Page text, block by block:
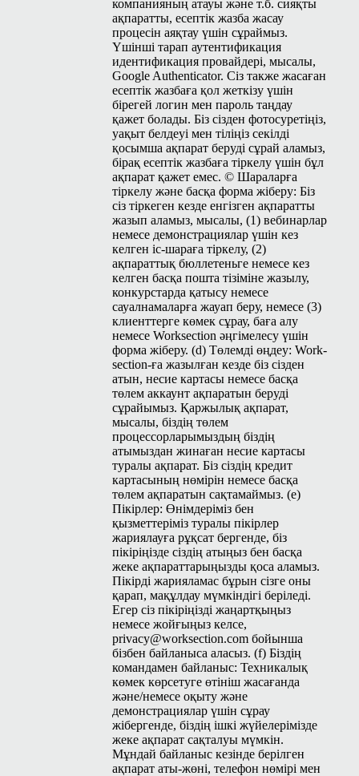
компанияның атауы және т.б. сияқты
ақпаратты, есептік жазба жасау
процесін аяқтау үшін сұраймыз.
Үшінші тарап аутентификация
идентификация провайдері, мысалы,
Google Authen­ti­ca­tor. Сіз также жасаған
есептік жазбаға қол жеткізу үшін
бірегей логин мен пароль таңдау
қажет болады. Біз сізден фотосуретіңіз,
уақыт белдеуі мен тіліңіз секілді
қосымша ақпарат беруді сұрай аламыз,
бірақ есептік жазбаға тіркелу үшін бұл
ақпарат қажет емес. © Шараларға
тіркелу және басқа форма жіберу: Біз
сіз тіркеген кезде енгізген ақпаратты
жазып аламыз, мысалы, (1) вебинарлар
немесе демонстрациялар үшін кез
келген іс-шараға тіркелу, (2)
ақпараттық бюллетеньге немесе кез
келген басқа пошта тізіміне жазылу,
конкурстарда қатысу немесе
сауалнамаларға жауап беру, немесе (3)
клиенттерге көмек сұрау, баға алу
немесе Work­sec­tion әңгімелесу үшін
форма жіберу. (d) Төлемді өңдеу: Work­
sec­tion-ға жазылған кезде біз сізден
атын, несие картасы немесе басқа
төлем аккаунт ақпаратын беруді
сұрайымыз. Қаржылық ақпарат,
мысалы, біздің төлем
процессорларымыздың біздің
атымыздан жинаған несие картасы
туралы ақпарат. Біз сіздің кредит
картасының нөмірін немесе басқа
төлем ақпаратын сақтамаймыз. (e)
Пікірлер: Өнімдеріміз бен
қызметтеріміз туралы пікірлер
жариялауға рұқсат бергенде, біз
пікіріңізде сіздің атыңыз бен басқа
жеке ақпараттарыңызды қоса аламыз.
Пікірді жарияламас бұрын сізге оны
қарап, мақұлдау мүмкіндігі беріледі.
Егер сіз пікіріңізді жаңартқыңыз
немесе жойғыңыз келсе,
privacy@worksection.com бойынша
бізбен байланыса аласыз. (f) Біздің
командамен байланыс: Техникалық
көмек көрсетуге өтініш жасағанда
және/немесе оқыту және
демонстрациялар үшін сұрау
жібергенде, біздің ішкі жүйелерімізде
жеке ақпарат сақталуы мүмкін.
Мұндай байланыс кезінде берілген
ақпарат аты-жөні, телефон нөмірі мен